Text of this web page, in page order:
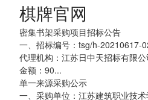
棋牌官网
密集书架采购项目招标公告
一、招标编号：tsg/h-20210617-
代理机构：江苏日中天招标有限
金额：90...
单一来源采购公示
一、采购单位：江苏建筑职业技术